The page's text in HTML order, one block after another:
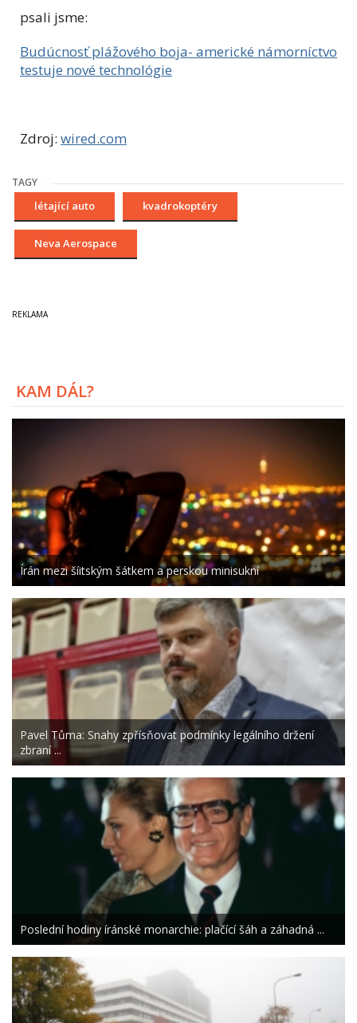
psali jsme:
Budúcnosť plážového boja- americké námorníctvo
testuje nové technológie
Zdroj: wired.com
TAGY
létající auto kvadrokoptéry
Neva Aerospace
KAM DÁL?
Írán mezi šíitským šátkem a perskou minisukní
Pavel Tůma: Snahy zpřísňovat podmínky legálního držení
zbraní ...
Poslední hodiny íránské monarchie: plačící šáh a záhadná ...